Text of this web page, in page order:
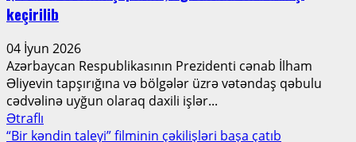
keçirilib
04 İyun 2026
Azərbaycan Respublikasının Prezidenti cənab İlham
Əliyevin tapşırığına və bölgələr üzrə vətəndaş qəbulu
cədvəlinə uyğun olaraq daxili işlər...
Ətraflı
more
“Bir kəndin taleyi” filminin çəkilişləri başa çatıb